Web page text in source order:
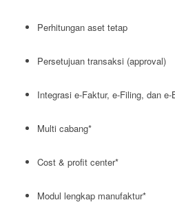
Perhitungan aset tetap
Persetujuan transaksi (approval)
Integrasi e-Faktur, e-Filing, dan e-
Multi cabang*
Cost & profit center*
Modul lengkap manufaktur*